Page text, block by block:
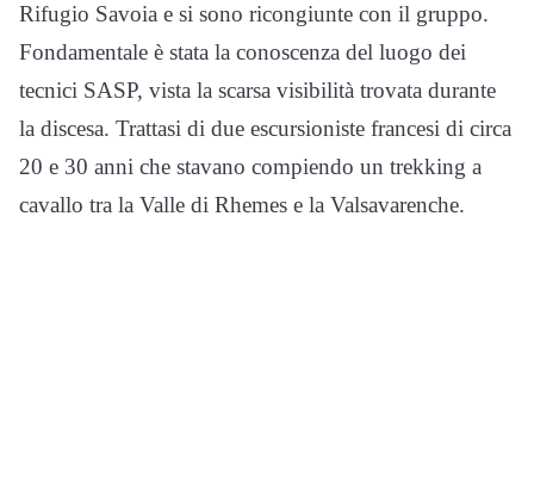
Rifugio Savoia e si sono ricongiunte con il gruppo.
Fondamentale è stata la conoscenza del luogo dei
tecnici SASP, vista la scarsa visibilità trovata durante
la discesa. Trattasi di due escursioniste francesi di circa
20 e 30 anni che stavano compiendo un trekking a
cavallo tra la Valle di Rhemes e la Valsavarenche.